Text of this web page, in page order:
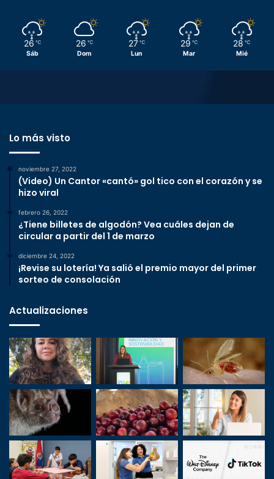
26 ℃
Sáb
26 ℃
Dom
27 ℃
Lun
29 ℃
Mar
28 ℃
Mié
Lo más visto
noviembre 27, 2022
(Video) Un Cantor «cantó» gol tico con el corazón y se
hizo viral
febrero 26, 2022
¿Tiene billetes de algodón? Vea cuáles dejan de
circular a partir del 1 de marzo
diciembre 24, 2022
¡Revise su lotería! Ya salió el premio mayor del primer
sorteo de consolación
Actualizaciones